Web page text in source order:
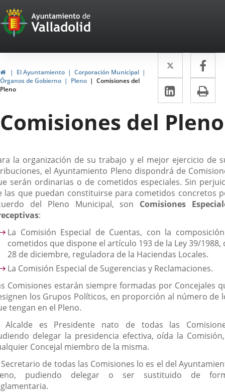
Portal
Web
del
Ayuntamiento
de
Valladolid
InicioEl Ayuntamiento
Corporación Municipal
Órganos de Gobierno
Pleno
Comisiones del
Pleno
Twitter
Enlace
a
una
externa.
a
LinkedIn
Enlace
a
una
externa.
Comisiones del Pleno
la organización de su trabajo y el mejor ejercicio de
el Ayuntamiento Pleno dispondrá de
serán ordinarias o de cometidos especiales. Sin
las que puedan constituirse para cometidos concretos
del Pleno Municipal, son Comisiones
:
La Comisión Especial de Cuentas, con la
cometidos que dispone el artículo 193 de la Ley 39/1988,
28 de diciembre, reguladora de la Haciendas Locales.
La Comisión Especial de Sugerencias y Reclamaciones.
Comisiones estarán siempre formadas por Concejales
los Grupos Políticos, en proporción al número de
tengan en el Pleno.
Alcalde es Presidente nato de todas las
delegar la presidencia efectiva, oída la
Concejal miembro de la misma.
Secretario de todas las Comisiones lo es el del
pudiendo delegar o ser sustituido de